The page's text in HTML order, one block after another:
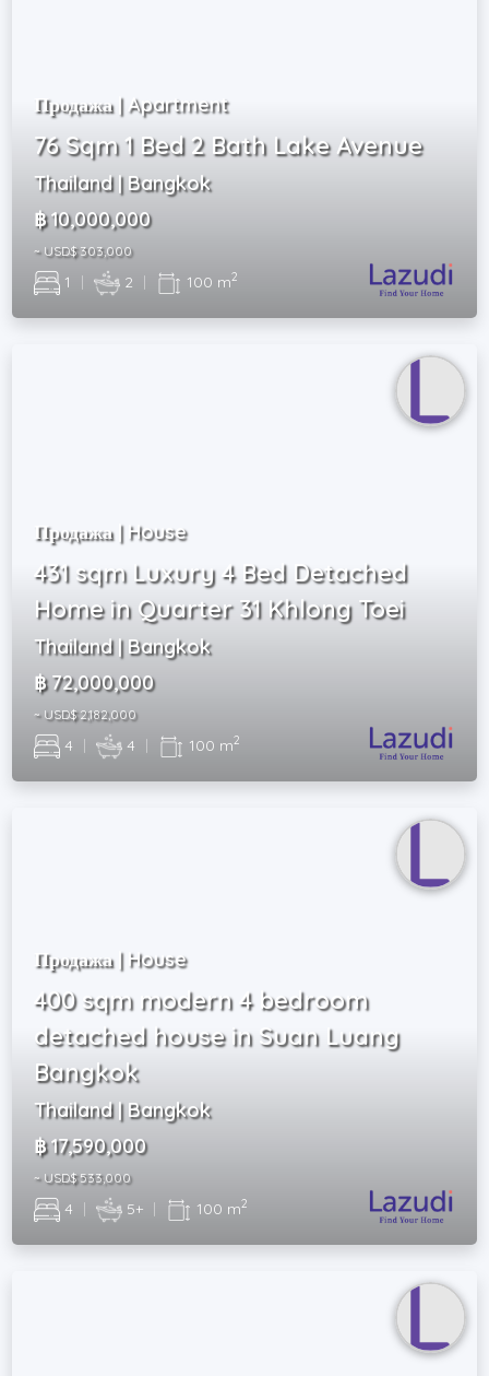
Продажа | Apartment
76 Sqm 1 Bed 2 Bath Lake Avenue
Thailand | Bangkok
฿ 10,000,000
~ USD$ 303,000
1 | 2 | 100 m2
Продажа | House
431 sqm Luxury 4 Bed Detached
Home in Quarter 31 Khlong Toei
Thailand | Bangkok
฿ 72,000,000
~ USD$ 2,182,000
4 | 4 | 100 m2
Продажа | House
400 sqm modern 4 bedroom
detached house in Suan Luang
Bangkok
Thailand | Bangkok
฿ 17,590,000
~ USD$ 533,000
4 | 5+ | 100 m2